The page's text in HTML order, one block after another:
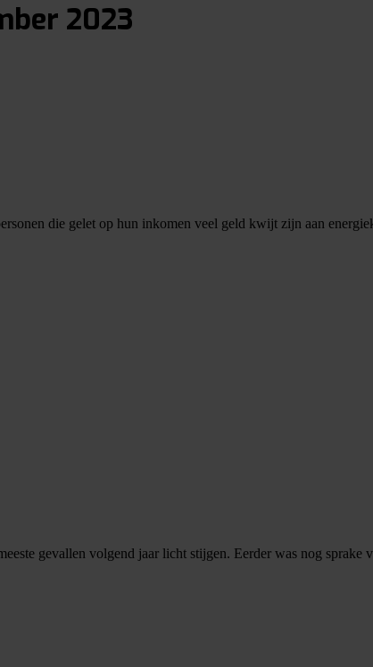
2023
die gelet op hun inkomen veel geld kwijt zijn aan
gevallen volgend jaar licht stijgen. Eerder was nog